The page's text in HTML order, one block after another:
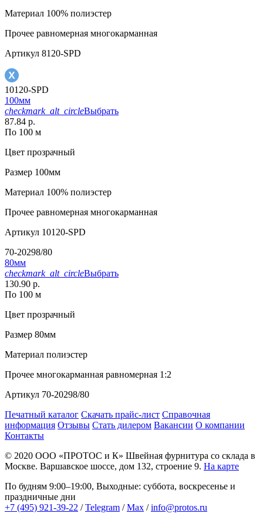
Материал 100% полиэстер
Прочее равномерная многокарманная
Артикул 8120-SPD
10120-SPD
100мм
checkmark_alt_circleВыбрать
87.84 р.
По 100 м
Цвет прозрачный
Размер 100мм
Материал 100% полиэстер
Прочее равномерная многокарманная
Артикул 10120-SPD
70-20298/80
80мм
checkmark_alt_circleВыбрать
130.90 р.
По 100 м
Цвет прозрачный
Размер 80мм
Материал полиэстер
Прочее многокарманная равномерная 1:2
Артикул 70-20298/80
Печатный каталог Скачать прайс-лист Справочная
информация Отзывы Стать дилером Вакансии О компании
Контакты
© 2020 ООО «ПРОТОС и К» Швейная фурнитура со склада в
Москве. Варшавское шоссе, дом 132, строение 9. На карте
По будням 9:00–19:00, Выходные: суббота, воскресенье и
праздничные дни
+7 (495) 921-39-22 /Telegram /Max /info@protos.ru